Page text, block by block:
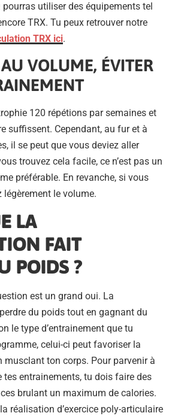
utiliser des équipements tel
TRX. Tu peux retrouver notre
TRX ici.
VOLUME, ÉVITER
120 répétions par semaines et
suffissent. Cependant, au fur et à
il se peut que vous deviez aller
trouvez cela facile, ce n’est pas un
préférable. En revanche, si vous
légèrement le volume.
LA
FAIT
POIDS ?
est un grand oui. La
du poids tout en gagnant du
le type d’entrainement que tu
celui-ci peut favoriser la
musclant ton corps. Pour parvenir à
tes entrainements, tu dois faire des
brulant un maximum de calories.
réalisation d’exercice poly-articulaire